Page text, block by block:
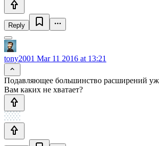
Reply
tony2001 Mar 11 2016 at 13:21
Подавляющее большинство расширений
Вам каких не хватает?